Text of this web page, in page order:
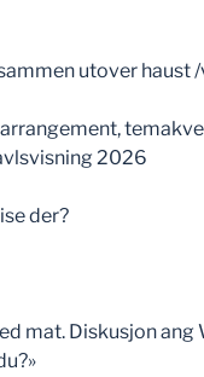
utover haust
2026
der?
mat. Diskusjon ang